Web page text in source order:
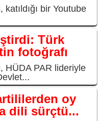
bir Youtube
Türk
fotoğrafı
HÜDA PAR lideriyle
oy
dili sürçtü...